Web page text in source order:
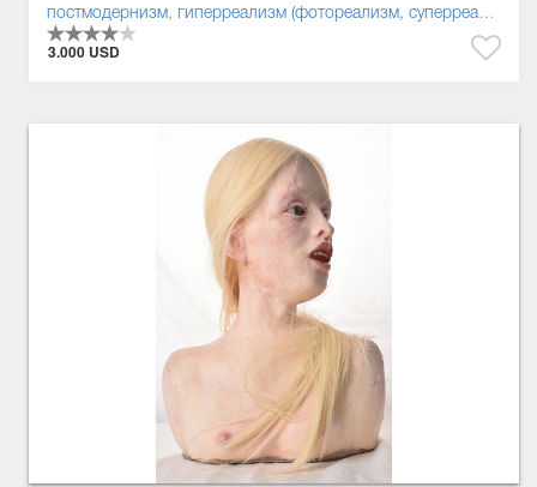
постмодернизм, гиперреализм (фотореализм, суперреализм)
3.000 USD